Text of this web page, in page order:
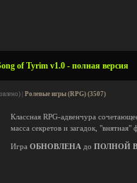
of Tyrim v1.0 - полная версия
| Ролевые игры (RPG) (3507)
Классная RPG-адвенчура
масса секретов и загадок,
Игра ОБНОВЛЕНА до ПОЛНОЙ